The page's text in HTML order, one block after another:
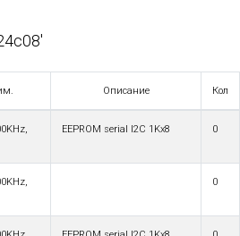
Описание Кол
EEPROM serial I2C 1Kx8 0
0